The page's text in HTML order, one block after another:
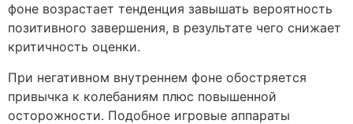
фоне возрастает тенденция завышать вероятность
позитивного завершения, в результате чего снижает
критичность оценки.
При негативном внутреннем фоне обостряется
привычка к колебаниям плюс повышенной
осторожности. Подобное игровые аппараты